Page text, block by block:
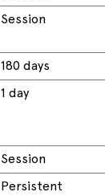
Session
180 days
1 day
Session
Persistent